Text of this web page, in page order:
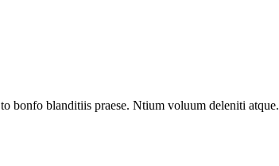
bonfo blanditiis praese. Ntium voluum deleniti atque.